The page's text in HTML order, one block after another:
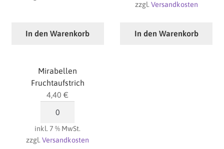
In den Warenkorb
Kräftige
zzgl. Versandkosten
In den Warenkorb
Mirabellen
Fruchtaufstrich
4,40€
Menge
inkl. 7 % MwSt.
zzgl.Versandkosten